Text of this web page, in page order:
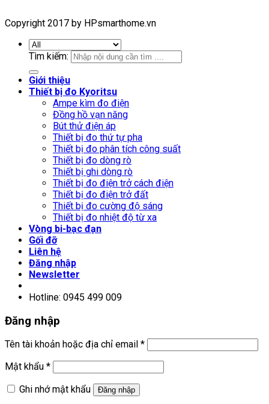
Copyright 2017 by HPsmarthome.vn
Tìm kiếm:
Giới thiệu
Thiết bị đo Kyoritsu
Ampe kìm đo điện
Đồng hồ vạn năng
Bút thử điện áp
Thiết bị đo thứ tự pha
Thiết bị đo phân tích công suất
Thiết bị đo dòng rò
Thiết bị ghi dòng rò
Thiết bị đo điện trở cách điện
Thiết bị đo điện trở đất
Thiết bị đo cường độ sáng
Thiết bị đo nhiệt độ từ xa
Vòng bi-bạc đạn
Gối đỡ
Liên hệ
Đăng nhập
Newsletter
Hotline: 0945 499 009
Đăng nhập
Tên tài khoản hoặc địa chỉ email *
Mật khẩu *
Ghi nhớ mật khẩu
Đăng nhập